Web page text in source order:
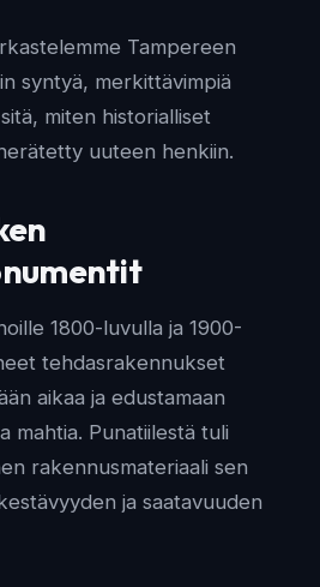
Tampereen
syntyä, merkittävimpiä
miten historialliset
uuteen henkiin.
1800-luvulla ja 1900-
tehdasrakennukset
aikaa ja edustamaan
mahtia. Punatiilestä tuli
rakennusmateriaali sen
ja saatavuuden